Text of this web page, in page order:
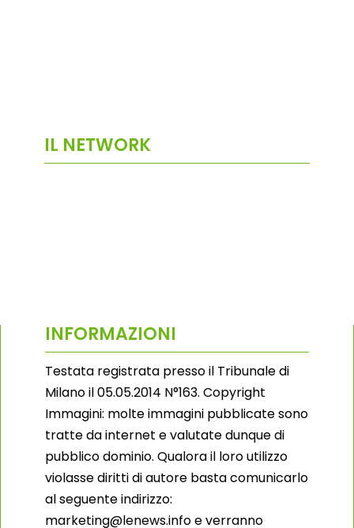
IL NETWORK
INFORMAZIONI
Testata registrata presso il Tribunale di
Milano il 05.05.2014 N°163. Copyright
Immagini: molte immagini pubblicate sono
tratte da internet e valutate dunque di
pubblico dominio. Qualora il loro utilizzo
violasse diritti di autore basta comunicarlo
al seguente indirizzo:
marketing@lenews.info e verranno